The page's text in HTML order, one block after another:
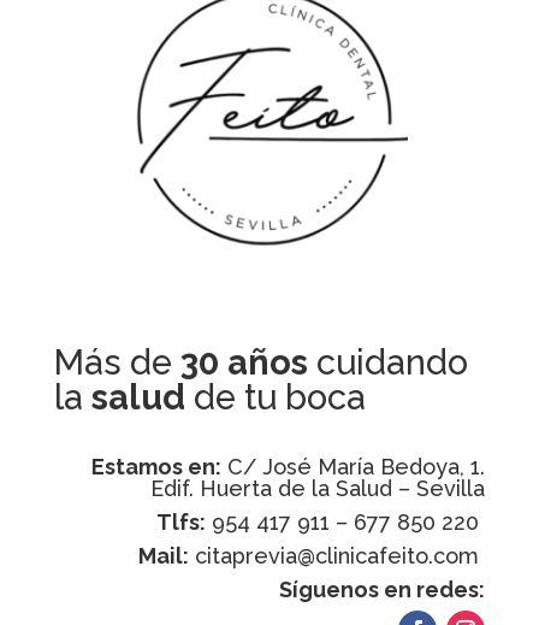
Más de 30 años cuidando
la salud de tu boca
Estamos en: C/ José María Bedoya, 1.
Edif. Huerta de la Salud – Sevilla
Tlfs: 954 417 911 – 677 850 220
Mail: citaprevia@clinicafeito.com
Síguenos en redes: